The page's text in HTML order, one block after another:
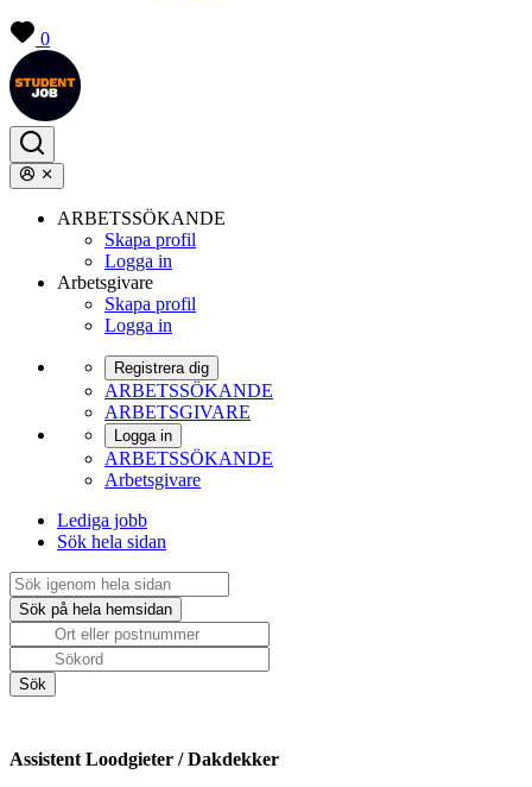
0
ARBETSSÖKANDE
Skapa profil
Logga in
Arbetsgivare
Skapa profil
Logga in
Registrera dig
ARBETSSÖKANDE
ARBETSGIVARE
Logga in
ARBETSSÖKANDE
Arbetsgivare
Lediga jobb
Sök hela sidan
Assistent Loodgieter / Dakdekker